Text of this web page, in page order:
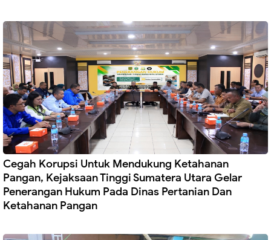
Cegah Korupsi Untuk Mendukung Ketahanan
Pangan, Kejaksaan Tinggi Sumatera Utara Gelar
Penerangan Hukum Pada Dinas Pertanian Dan
Ketahanan Pangan